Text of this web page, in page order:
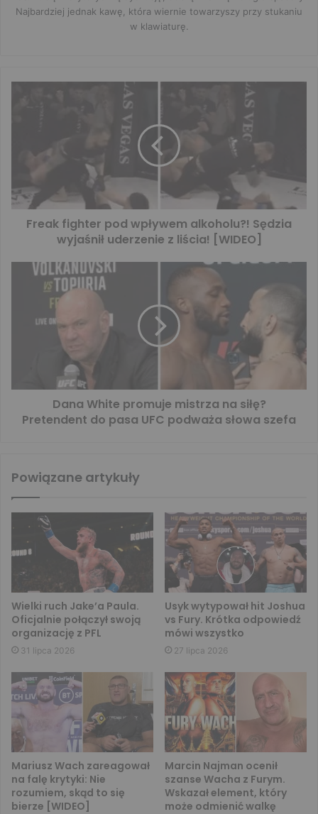
Najbardziej jednak kawę, która wiernie towarzyszy przy stukaniu
w klawiaturę.
Freak fighter pod wpływem alkoholu?! Sędzia
wyjaśnił uderzenie z liścia! [WIDEO]
Dana White promuje mistrza na siłę?
Pretendent do pasa UFC podważa słowa szefa
Powiązane artykuły
Wielki ruch Jake’a Paula.
Oficjalnie połączył swoją
organizację z PFL
31 lipca 2026
Usyk wytypował hit Joshua
vs Fury. Krótka odpowiedź
mówi wszystko
27 lipca 2026
Mariusz Wach zareagował
na falę krytyki: Nie
rozumiem, skąd to się
bierze [WIDEO]
Marcin Najman ocenił
szanse Wacha z Furym.
Wskazał element, który
może odmienić walkę